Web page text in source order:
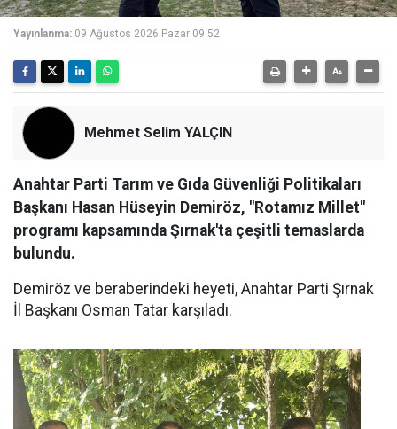
Yayınlanma: 09 Ağustos 2026 Pazar 09:52
Mehmet Selim YALÇIN
Anahtar Parti Tarım ve Gıda Güvenliği Politikaları
Başkanı Hasan Hüseyin Demiröz, "Rotamız Millet"
programı kapsamında Şırnak'ta çeşitli temaslarda
bulundu.
Demiröz ve beraberindeki heyeti, Anahtar Parti Şırnak
İl Başkanı Osman Tatar karşıladı.